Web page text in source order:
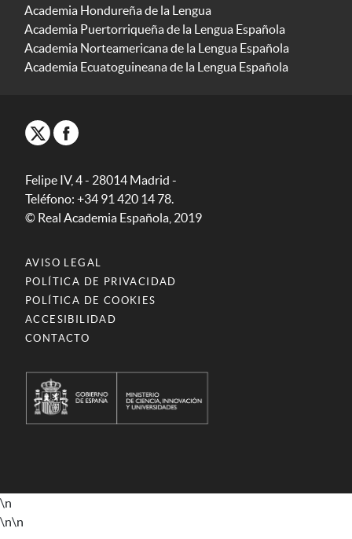
Academia Hondureña de la Lengua
Academia Puertorriqueña de la Lengua Española
Academia Norteamericana de la Lengua Española
Academia Ecuatoguineana de la Lengua Española
Felipe IV, 4 - 28014 Madrid -
Teléfono: +34 91 420 14 78.
© Real Academia Española, 2019
AVISO LEGAL
POLÍTICA DE PRIVACIDAD
POLÍTICA DE COOKIES
ACCESIBILIDAD
CONTACTO
\n
\n\n